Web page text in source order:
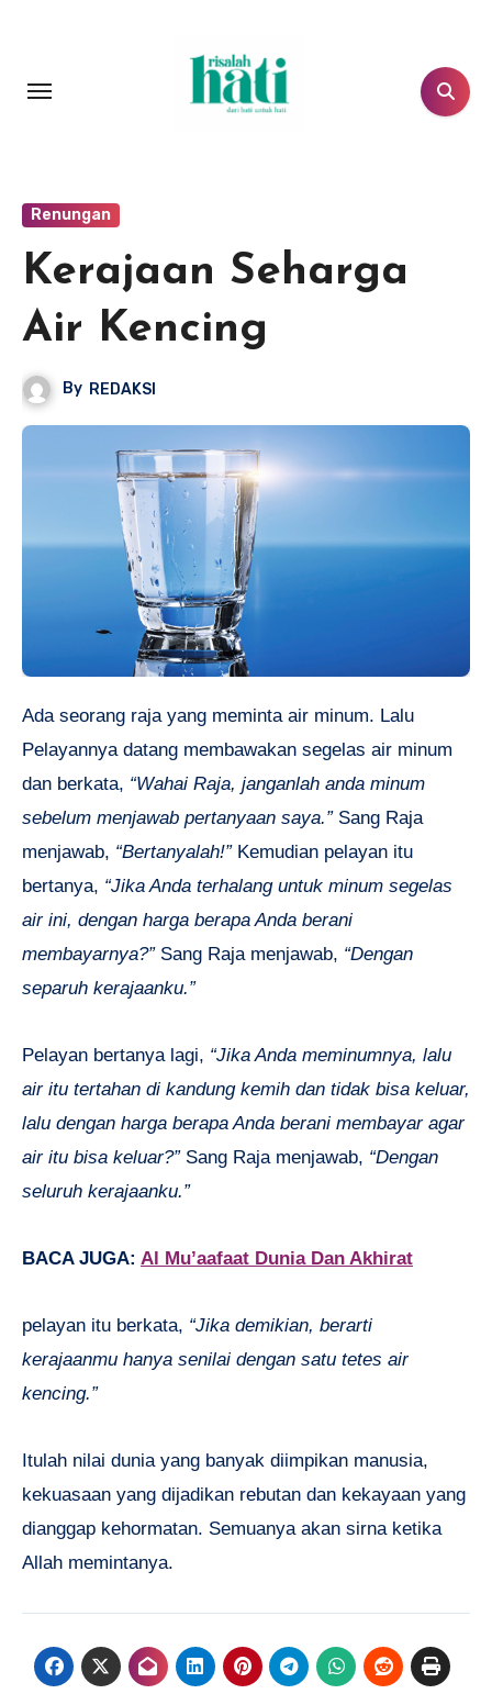
Renungan
Kerajaan Seharga
Air Kencing
By REDAKSI
Ada seorang raja yang meminta air minum. Lalu
Pelayannya datang membawakan segelas air minum
dan berkata, “Wahai Raja, janganlah anda minum
sebelum menjawab pertanyaan saya.” Sang Raja
menjawab, “Bertanyalah!” Kemudian pelayan itu
bertanya, “Jika Anda terhalang untuk minum segelas
air ini, dengan harga berapa Anda berani
membayarnya?”Sang Raja menjawab, “Dengan
separuh kerajaanku.”
Pelayan bertanya lagi, “Jika Anda meminumnya, lalu
air itu tertahan di kandung kemih dan tidak bisa keluar,
lalu dengan harga berapa Anda berani membayar agar
air itu bisa keluar?”Sang Raja menjawab, “Dengan
seluruh kerajaanku.”
BACA JUGA: Al Mu’aafaat Dunia Dan Akhirat
pelayan itu berkata, “Jika demikian, berarti
kerajaanmu hanya senilai dengan satu tetes air
kencing.”
Itulah nilai dunia yang banyak diimpikan manusia,
kekuasaan yang dijadikan rebutan dan kekayaan yang
dianggap kehormatan. Semuanya akan sirna ketika
Allah memintanya.